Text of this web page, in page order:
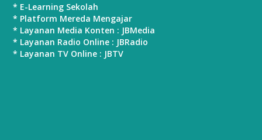
* E-Learning Sekolah
* Platform Mereda Mengajar
* Layanan Media Konten : JBMedia
* Layanan Radio Online : JBRadio
* Layanan TV Online : JBTV